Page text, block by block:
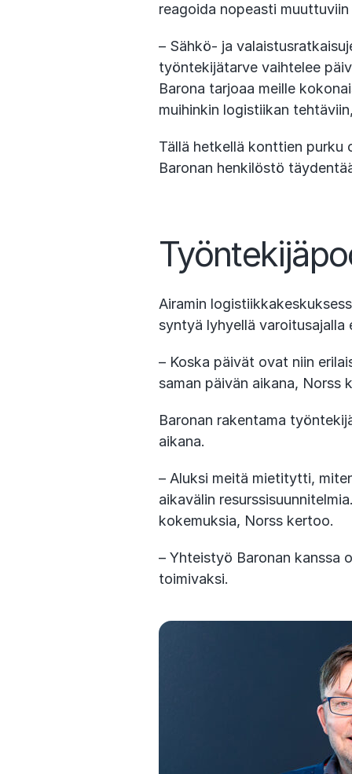
reagoida nopeasti muuttuviin
– Sähkö- ja
työntekijätarve vaihtelee
Barona tarjoaa meille
muihinkin logistiikan
Tällä hetkellä konttien purku
Baronan henkilöstö
Airamin
syntyä lyhyellä varoitusajalla
– Koska päivät ovat niin
saman päivän aikana, Norss
Baronan rakentama
aikana.
– Aluksi meitä mietitytti,
aikavälin
kokemuksia, Norss kertoo.
– Yhteistyö Baronan kanssa
toimivaksi.